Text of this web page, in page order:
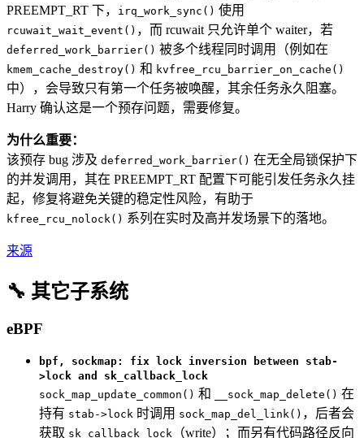
PREEMPT_RT 下，
irq_work_sync() 使用
rcuwait_wait_event() ，而 rcuwait 只允许单个 waiter，若
deferred_work_barrier() 被多个线程同时调用（例如在
kmem_cache_destroy() 和 kvfree_rcu_barrier_on_cache()
中），会导致只有第一个任务被唤醒，其余任务永久阻塞。
Harry 确认这是一个预存问题，需要修复。
为什么重要：
该预存 bug 涉及 deferred_work_barrier() 在无全局锁保护下
的并发调用，其在 PREEMPT_RT 配置下可能引发任务永久挂
起，修复将避免关键的稳定性风险，有助于
kfree_rcu_nolock() 系列在实时及高并发场景下的落地。
来源
🔧 其它子系统
eBPF
bpf, sockmap: fix lock inversion between stab-
>lock and sk_callback_lock
sock_map_update_common() 和 __sock_map_delete() 在
持有 stab->lock 时调用 sock_map_del_link() ，后者会
获取 sk_callback_lock （write）；而另有代码路径反向